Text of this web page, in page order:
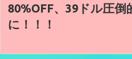
80%OFF、39ドル圧倒
に！！！